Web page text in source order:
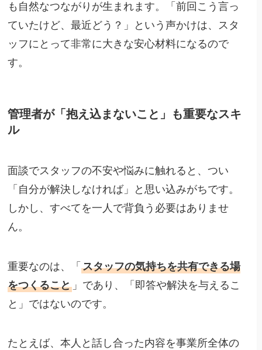
も自然なつながりが生まれます。「前回こう言っ
ていたけど、最近どう？」という声かけは、スタ
ッフにとって非常に大きな安心材料になるので
す。
管理者が「抱え込まないこと」も重要なスキ
ル
面談でスタッフの不安や悩みに触れると、つい
「自分が解決しなければ」と思い込みがちです。
しかし、すべてを一人で背負う必要はありませ
ん。
重要なのは、「スタッフの気持ちを共有できる場
をつくること 」であり、「即答や解決を与えるこ
と」ではないのです。
たとえば、本人と話し合った内容を事業所全体の